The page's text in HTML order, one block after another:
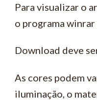
Para visualizar o
o programa
Download deve
As cores podem
iluminação, o